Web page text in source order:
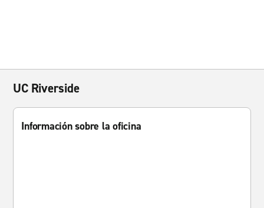
UC Riverside
Información sobre la oficina